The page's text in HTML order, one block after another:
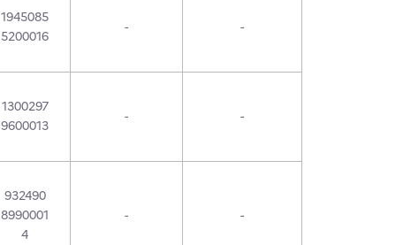
1945085
5200016
- -
1300297
9600013
- -
932490
8990001
4
- -